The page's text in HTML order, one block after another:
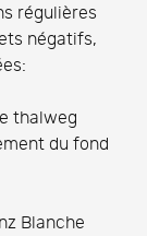
régulières
négatifs,
thalweg
du fond
Blanche